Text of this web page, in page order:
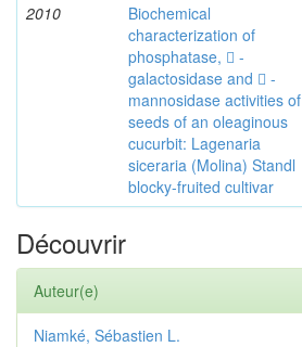
2010
Biochemical
characterization of
phosphatase,  -
galactosidase and  -
mannosidase activities of
seeds of an oleaginous
cucurbit: Lagenaria
siceraria (Molina) Standl
blocky-fruited cultivar
Découvrir
Auteur(e)
Niamké, Sébastien L.